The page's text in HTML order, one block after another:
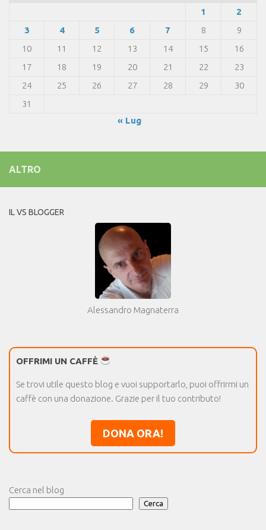
1
2
3
4 5 6 7 8
9
10
11 12 13 14 15
16
17
18 19 20 21 22
23
24
25 26 27 28 29
30
31
« Lug
ALTRO
IL VS BLOGGER
Alessandro Magnaterra
OFFRIMI UN CAFFÈ
Se trovi utile questo blog e vuoi supportarlo, puoi offrirmi un
caffè con una donazione. Grazie per il tuo contributo!
DONA ORA!
Cerca nel blog
Cerca